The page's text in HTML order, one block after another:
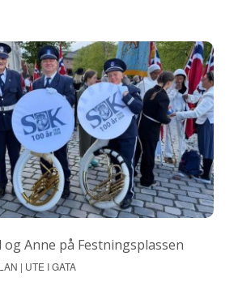
Anne på Festningsplassen
| UTE I GATA